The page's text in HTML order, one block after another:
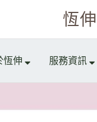
恆
恆伸 服務資訊